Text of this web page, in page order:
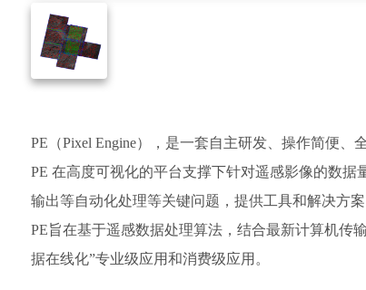
PE（Pixel Engine），是一套自主研发、操作简便
PE 在高度可视化的平台支撑下针对遥感影像的数
输出等自动化处理等关键问题，提供工具和解决方案
PE旨在基于遥感数据处理算法，结合最新计算机传
据在线化”专业级应用和消费级应用。